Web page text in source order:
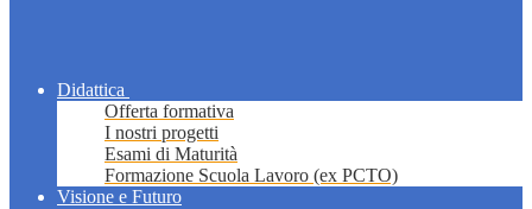
Didattica
Offerta formativa
I nostri progetti
Esami di Maturità
Formazione Scuola Lavoro (ex PCTO)
Visione e Futuro